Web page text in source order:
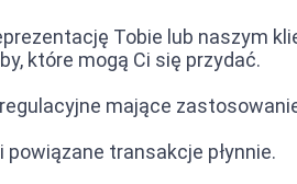
Tobie lub naszym
które mogą Ci się przydać.
mające
powiązane transakcje płynnie.